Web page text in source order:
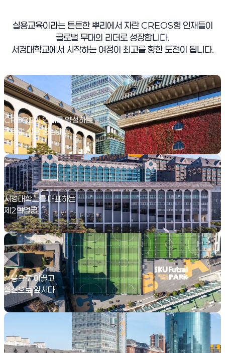
실용교육이라는 튼튼한 뿌리에서 자란 CREOS형 인재들이
글로벌 무대의 리더로 성장합니다.
서경대학교에서 시작하는 여정이 최고를 향한 도전이 됩니다.
Vision
CREOS형 인재를 양성하는
글로컬 실용 중심대학
Mascot
서경대학교를 대표하는
제2의얼굴
Brochure
실용으로 이끌고
혁신으로 앞서다
Promotion Film